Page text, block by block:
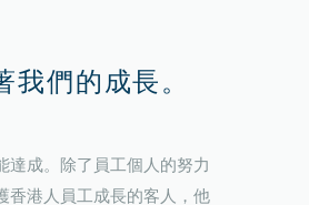
我們的成長。
達成。除了員工個人的努力
香港人員工成長的客人，他